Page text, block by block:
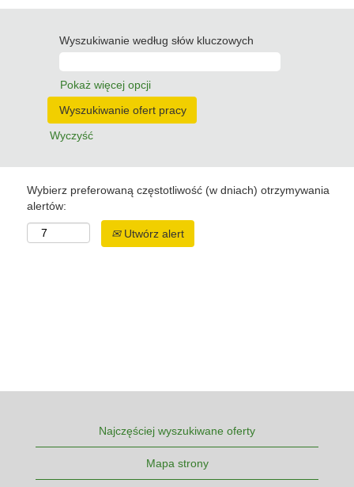
Wyszukiwanie według słów kluczowych
Pokaż więcej opcji
Wyczyść
Wybierz preferowaną częstotliwość (w dniach) otrzymywania
alertów:
Utwórz alert
Najczęściej wyszukiwane oferty
Mapa strony